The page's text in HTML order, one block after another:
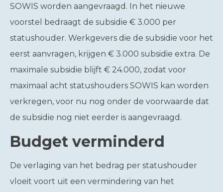
SOWIS worden aangevraagd. In het nieuwe
voorstel bedraagt de subsidie € 3.000 per
statushouder. Werkgevers die de subsidie voor het
eerst aanvragen, krijgen € 3.000 subsidie extra. De
maximale subsidie blijft € 24.000, zodat voor
maximaal acht statushouders SOWIS kan worden
verkregen, voor nu nog onder de voorwaarde dat
de subsidie nog niet eerder is aangevraagd.
Budget verminderd
De verlaging van het bedrag per statushouder
vloeit voort uit een vermindering van het